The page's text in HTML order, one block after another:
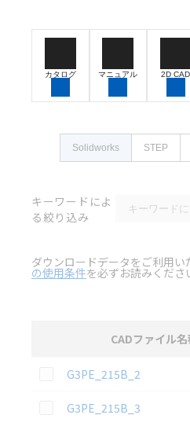
カタログ マニュアル 2D CAD
Solidworks STEP
キーワードによ
る絞り込み
ダウンロードデータをご利用い
の使用条件を必ずお読みくださ
CADファイル
この資料を選択
G3PE_215B_2
この資料を選択
G3PE_215B_3